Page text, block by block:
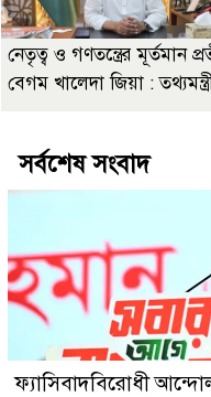
নেতৃত্ব ও গণতন্ত্রের মূর্তমান
বেগম খালেদা জিয়া :
সর্বশেষ সংবাদ
ফ্যাসিবাদবিরোধী